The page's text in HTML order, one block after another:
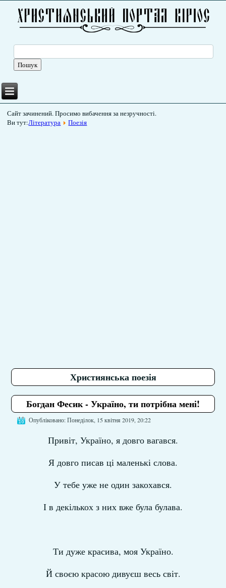
Сайт зачинений. Просимо вибачення за незручності.
Ви тут:Література Поезія
Християнська поезія
Богдан Фесик - Україно, ти потрібна мені!
Опубліковано: Понеділок, 15 квітня 2019, 20:22
Привіт, Україно, я довго вагався.
Я довго писав ці маленькі слова.
У тебе уже не один закохався.
І в декількох з них вже була булава.
Ти дуже красива, моя Україно.
Й своєю красою дивуєш весь світ.